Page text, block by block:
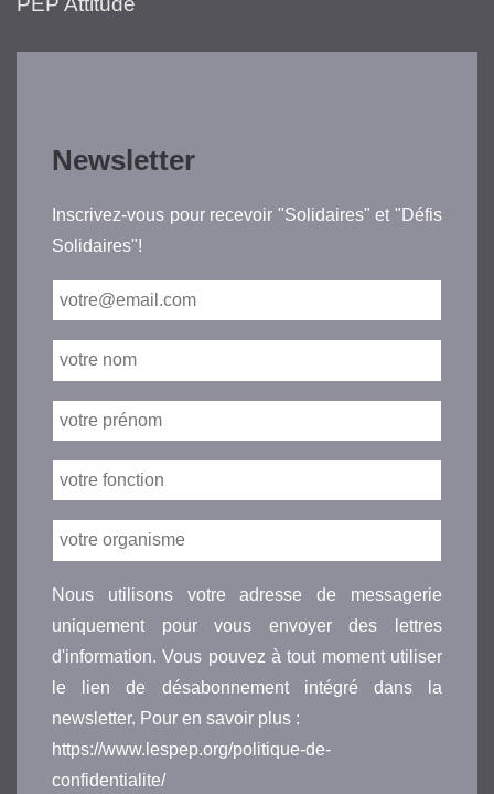
Newsletter
Inscrivez-vous pour recevoir "Solidaires" et "Défis
Solidaires"!
Nous utilisons votre adresse de messagerie
uniquement pour vous envoyer des lettres
d'information. Vous pouvez à tout moment utiliser
le lien de désabonnement intégré dans la
newsletter. Pour en savoir plus :
https://www.lespep.org/politique-de-
confidentialite/